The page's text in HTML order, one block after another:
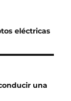
eléctricas
una